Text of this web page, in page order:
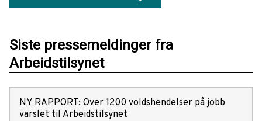
Siste pressemeldinger fra
Arbeidstilsynet
NY RAPPORT: Over 1200 voldshendelser på jobb
varslet til Arbeidstilsynet